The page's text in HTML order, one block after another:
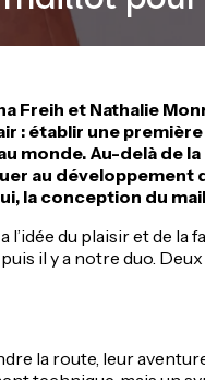
Freih et Nathalie
: établir une
monde. Au-delà de
au développement
la conception du
l’idée du plaisir et de la
il y a notre duo.
la route, leur